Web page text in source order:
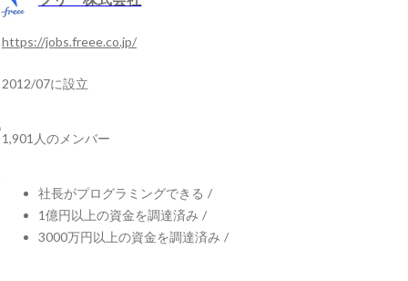
https://jobs.freee.co.jp/
2012/07に設立
1,901人のメンバー
社長がプログラミングできる /
1億円以上の資金を調達済み /
3000万円以上の資金を調達済み /